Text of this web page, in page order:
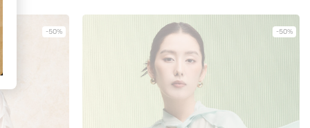
-50% -50%